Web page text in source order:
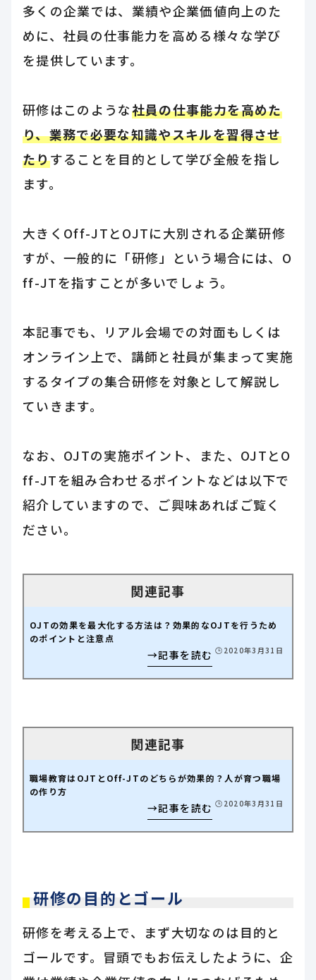
多くの企業では、業績や企業価値向上のた
めに、社員の仕事能力を高める様々な学び
を提供しています。
研修はこのような社員の仕事能力を高めた
り、業務で必要な知識やスキルを習得させ
たりすることを目的として学び全般を指し
ます。
大きくOff-JTとOJTに大別される企業研修
すが、一般的に「研修」という場合には、O
ff-JTを指すことが多いでしょう。
本記事でも、リアル会場での対面もしくは
オンライン上で、講師と社員が集まって実施
するタイプの集合研修を対象として解説し
ていきます。
なお、OJTの実施ポイント、また、OJTとO
ff-JTを組み合わせるポイントなどは以下で
紹介していますので、ご興味あればご覧く
ださい。
OJTの効果を最大化する方法は？効果的なOJTを行うため
のポイントと注意点
🕒️2020年3月31日
職場教育はOJTとOff-JTのどちらが効果的？人が育つ職場
の作り方
🕒️2020年3月31日
研修の目的とゴール
研修を考える上で、まず大切なのは目的と
ゴールです。冒頭でもお伝えしたように、企